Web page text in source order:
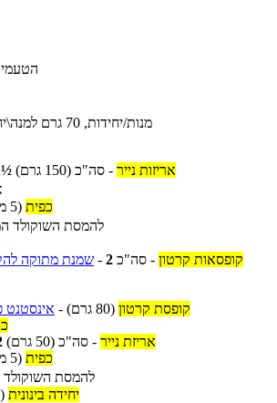
16 מנות/יחידות, 70 גרם למנה\יחידה
אריזות נייר - סה"כ (150 גרם)
כפית (5 מ"ל)
להמסת השוקולד
שמנת מתוקה להקצפה - 2 קופסאות קרטון - סה"כ
אינסטנט - קופסת קרטון (80 גרם)
אריזת נייר - סה"כ (50 גרם)
כפית (5 מ"ל)
להמסת השוקולד
יחידה בינונית (101 גרם)